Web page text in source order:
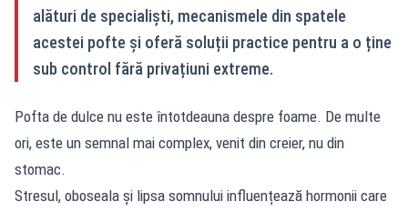
alături de specialiști, mecanismele din spatele
acestei pofte și oferă soluții practice pentru a o ține
sub control fără privațiuni extreme.
Pofta de dulce nu este întotdeauna despre foame. De multe
ori, este un semnal mai complex, venit din creier, nu din
stomac.
Stresul, oboseala și lipsa somnului influențează hormonii care